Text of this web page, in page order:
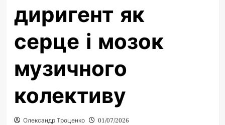
диригент як
серце і мозок
музичного
колективу
Олександр Троценко 01/07/2026